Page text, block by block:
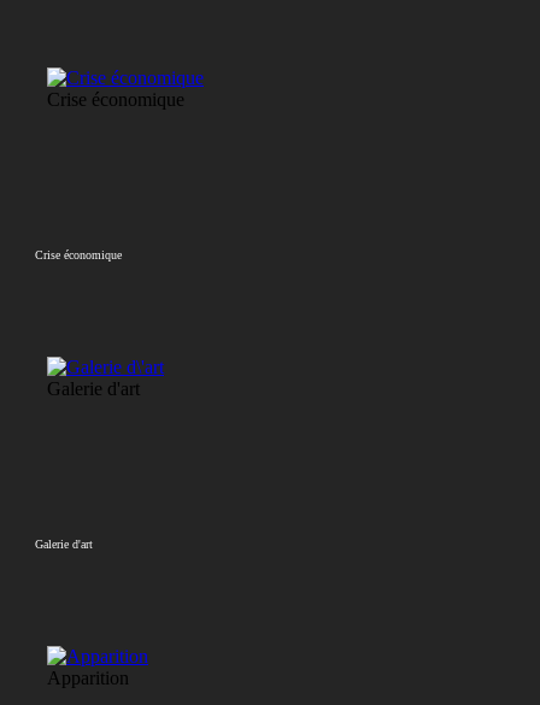
Crise économique
Crise économique
Galerie d'art
Galerie d'art
Apparition